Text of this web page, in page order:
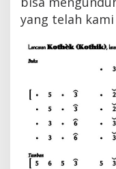
yang telah